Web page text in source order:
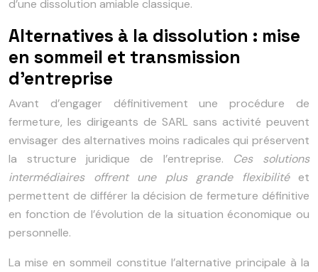
d’une dissolution amiable classique.
Alternatives à la dissolution : mise
en sommeil et transmission
d’entreprise
Avant d’engager définitivement une procédure de
fermeture, les dirigeants de SARL sans activité peuvent
envisager des alternatives moins radicales qui préservent
la structure juridique de l’entreprise. Ces solutions
intermédiaires offrent une plus grande flexibilitéet
permettent de différer la décision de fermeture définitive
en fonction de l’évolution de la situation économique ou
personnelle.
La mise en sommeil constitue l’alternative principale à la